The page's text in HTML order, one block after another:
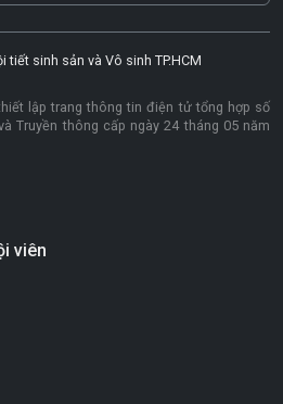
tiết sinh sản và Vô sinh TP.HCM
lập trang thông tin điện tử tổng hợp số
Truyền thông cấp ngày 24 tháng 05 năm
viên